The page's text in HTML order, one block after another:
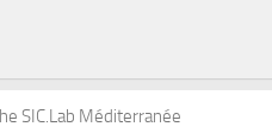
SIC.Lab Méditerranée